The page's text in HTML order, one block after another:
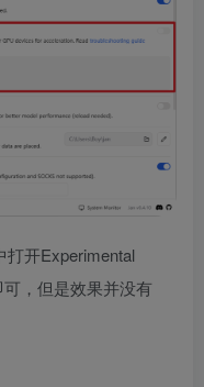
开Experimental
，但是效果并没有